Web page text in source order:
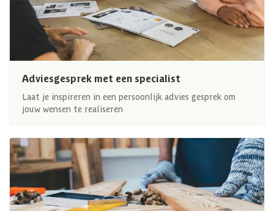
Adviesgesprek met een specialist
Laat je inspireren in een persoonlijk advies gesprek om
jouw wensen te realiseren